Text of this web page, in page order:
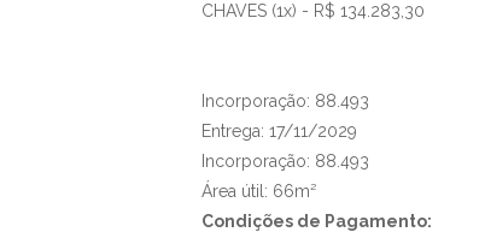
CHAVES (1x) - R$ 134.283,30
Incorporação: 88.493
Entrega: 17/11/2029
Incorporação: 88.493
Área útil: 66m²
Condições de Pagamento: